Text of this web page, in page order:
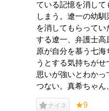
ている記憶を消して
しまう。遼一の幼
を消してもらってい
する遼一、弁護士高
原が自分を慕う七
うとする気持ちが
思いが強いとわか
つない。真希ちゃん
ナイス ★9